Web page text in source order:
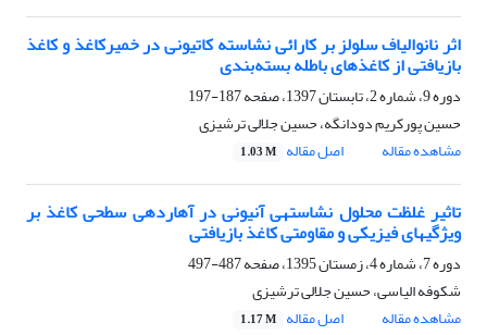
اثر نانوالیاف سلولز بر کارائی نشاسته‌ کاتیونی در خمیرکاغذ و کاغذ
بازیافتی از کاغذهای باطله بسته‌بندی
دوره 9، شماره 2، تابستان 1397، صفحه
187-197
حسین پورکریم دودانگه، حسین جلالی ترشیزی
مشاهده مقاله
اصل مقاله 1.03 M
تاثیر غلظت محلول نشاستهی آنیونی در آهاردهی سطحی کاغذ بر
ویژگیهای فیزیکی و مقاومتی کاغذ بازیافتی
دوره 7، شماره 4، زمستان 1395، صفحه
487-497
شکوفه الیاسی، حسین جلالی ترشیزی
مشاهده مقاله
اصل مقاله 1.17 M